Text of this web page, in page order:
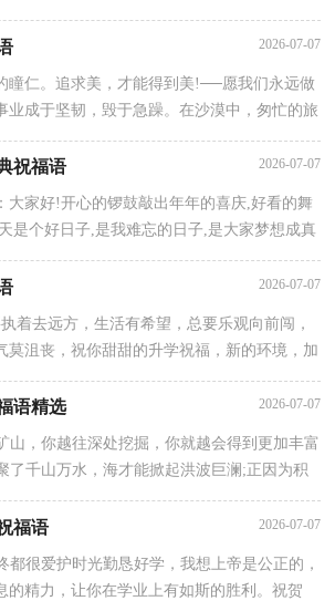
你表示热烈的祝贺！我的朋友，你被理想中的
2026-07-07
瞳仁。追求美，才能得到美!──愿我们永远做
业成于坚韧，毁于急躁。在沙漠中，匆忙的旅
祝福语 2026-07-07
大家好!开心的锣鼓敲出年年的喜庆,好看的舞
是个好日子,是我难忘的日子,是大家梦想成真
人们来说总觉得是那样的神奇,奥妙,令人如
2026-07-07
着去远方，生活有希望，总要乐观向前闯，
莫沮丧，祝你甜甜的升学祝福，新的环境，加
语精选 2026-07-07
山，你越往深处挖掘，你就越会得到更加丰富
了千山万水，海才能掀起洪波巨澜;正因为积
永不枯竭。孩子，去汇集，去积累吧，愿你
福语 2026-07-07
都很爱护时光勤恳好学，我想上帝是公正的，
的精力，让你在学业上有如斯的胜利。祝贺